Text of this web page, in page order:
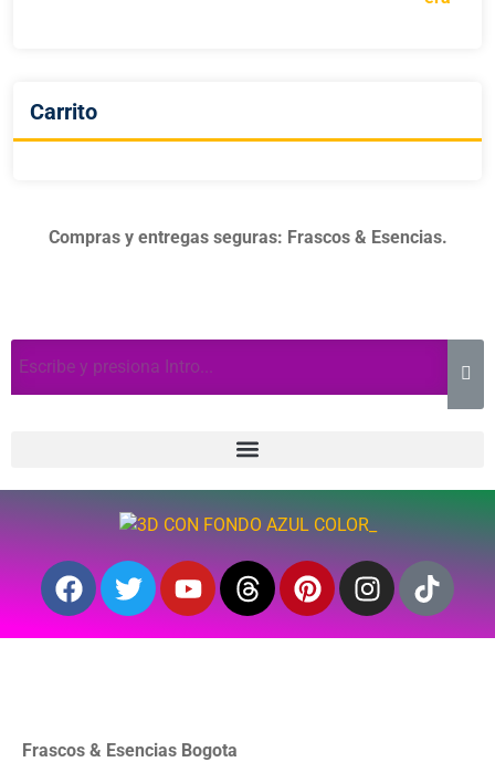
Carrito
Compras y entregas seguras: Frascos & Esencias.
Frascos & Esencias Bogota